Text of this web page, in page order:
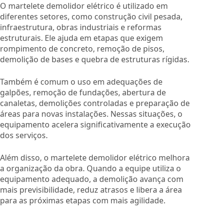
O martelete demolidor elétrico é utilizado em
diferentes setores, como construção civil pesada,
infraestrutura, obras industriais e reformas
estruturais. Ele ajuda em etapas que exigem
rompimento de concreto, remoção de pisos,
demolição de bases e quebra de estruturas rígidas.
Também é comum o uso em adequações de
galpões, remoção de fundações, abertura de
canaletas, demolições controladas e preparação de
áreas para novas instalações. Nessas situações, o
equipamento acelera significativamente a execução
dos serviços.
Além disso, o martelete demolidor elétrico melhora
a organização da obra. Quando a equipe utiliza o
equipamento adequado, a demolição avança com
mais previsibilidade, reduz atrasos e libera a área
para as próximas etapas com mais agilidade.